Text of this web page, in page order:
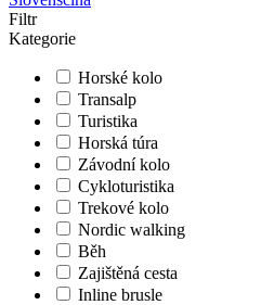
Filtr
Kategorie
Horské kolo
Transalp
Turistika
Horská túra
Závodní kolo
Cykloturistika
Trekové kolo
Nordic walking
Běh
Zajištěná cesta
Inline brusle